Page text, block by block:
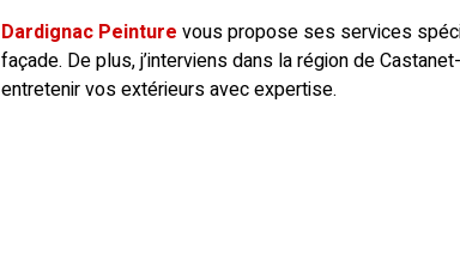
Dardignac Peinturevous propose ses services
façade. De plus, j’interviens dans la région de
entretenir vos extérieurs avec expertise.